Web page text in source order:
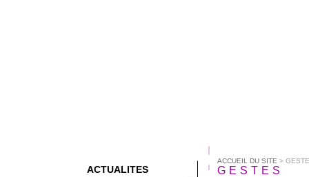
ACTUALITES
ACCUEIL DU SITE >
GESTES